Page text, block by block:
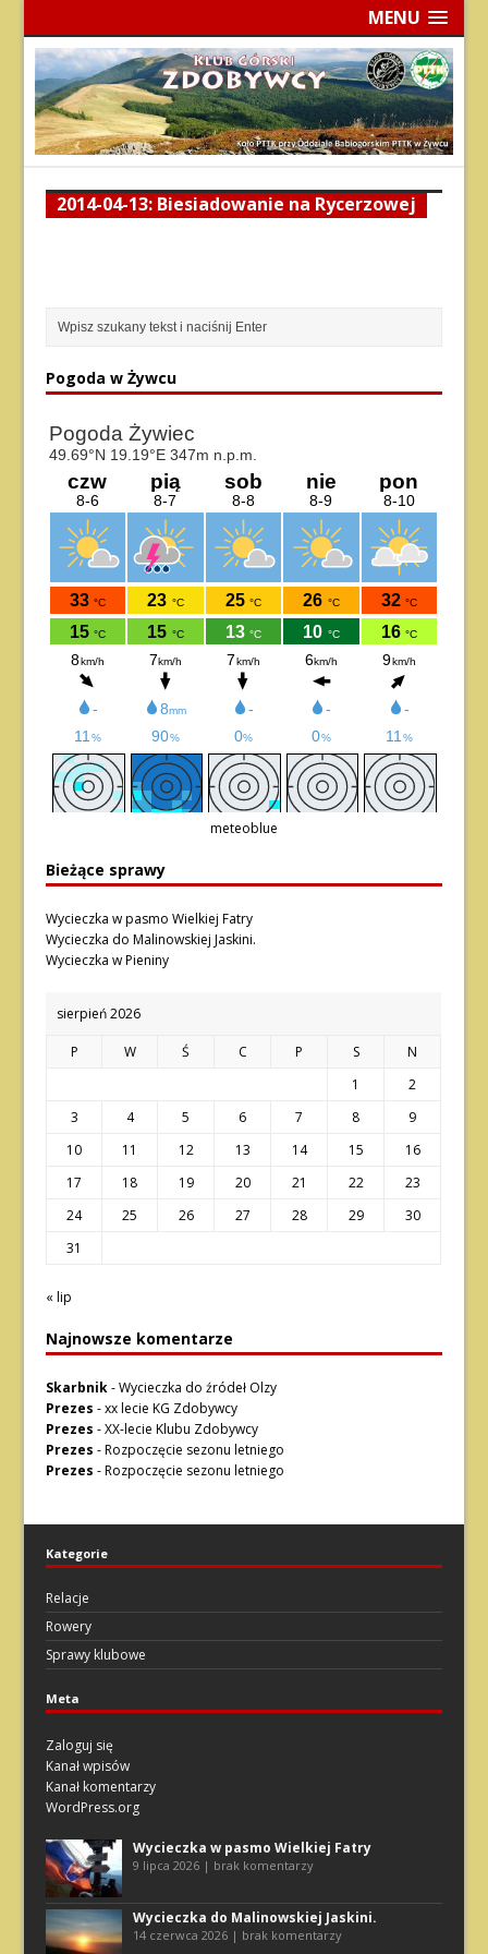
MENU
2014-04-13: Biesiadowanie na Rycerzowej
Pogoda w Żywcu
meteoblue
Bieżące sprawy
Wycieczka w pasmo Wielkiej Fatry
Wycieczka do Malinowskiej Jaskini.
Wycieczka w Pieniny
sierpień 2026
P W Ś C P S
N
1
2
3
4 5 6 7 8
9
10
11 12 13 14 15
16
17
18 19 20 21 22
23
24
25 26 27 28 29
30
31
« lip
Najnowsze komentarze
Skarbnik-Wycieczka do źródeł Olzy
Prezes -xx lecie KG Zdobywcy
Prezes -XX-lecie Klubu Zdobywcy
Prezes -Rozpoczęcie sezonu letniego
Prezes -Rozpoczęcie sezonu letniego
Kategorie
Relacje
Rowery
Sprawy klubowe
Meta
Zaloguj się
Kanał wpisów
Kanał komentarzy
WordPress.org
Wycieczka w pasmo Wielkiej Fatry
9 lipca 2026 | brak komentarzy
Wycieczka do Malinowskiej Jaskini.
14 czerwca 2026 | brak komentarzy